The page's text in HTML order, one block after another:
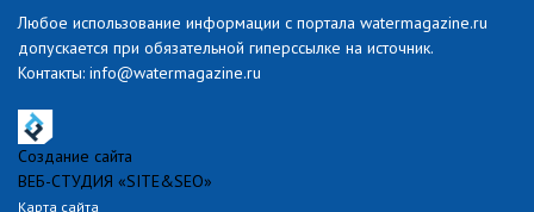
Любое использование информации с портала watermagazine.ru
допускается при обязательной гиперссылке на источник.
Контакты: info@watermagazine.ru
Создание сайта
ВЕБ-СТУДИЯ «SITE&SEO»
Карта сайта